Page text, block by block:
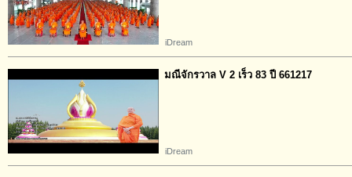
iDream
มณีจักรวาล V 2 เร็ว 83 ปี 661217
iDream